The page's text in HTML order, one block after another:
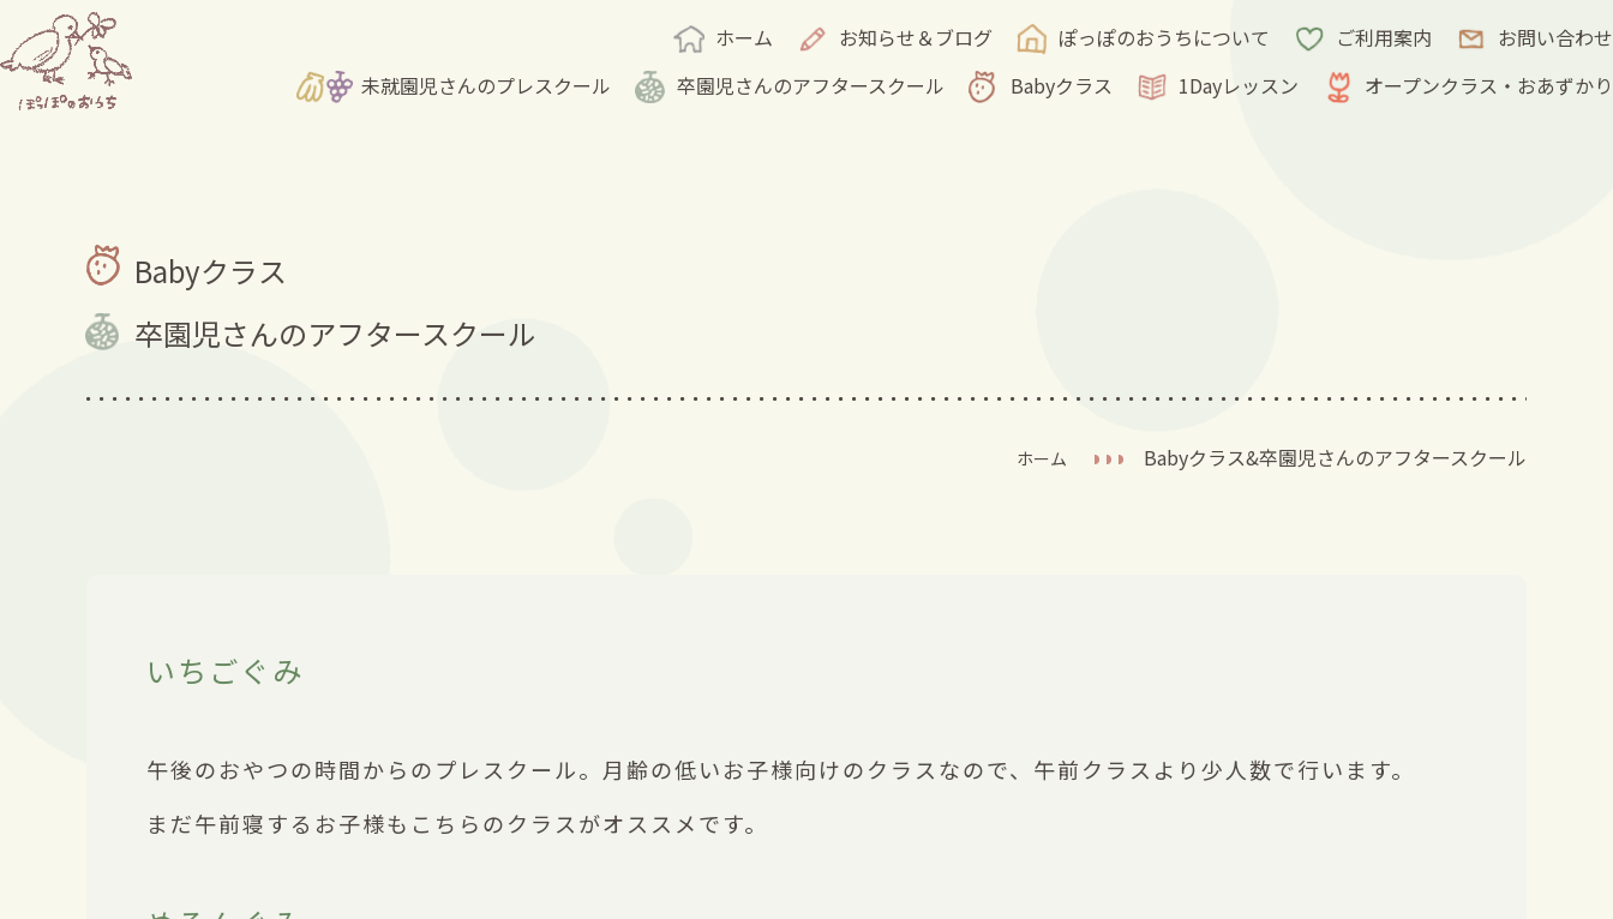
ホーム お知らせ＆ブログ ぽっぽのおうちについて ご利用案内
お問い合わせ
未就園児さんのプレスクール
卒園児さんのアフタースクール Babyクラス 1Dayレッスン オープンクラス・おあずかり
Babyクラス
卒園児さんのアフタースクール
ホーム Babyクラス&卒園児さんのアフタースクール
いちごぐみ
午後のおやつの時間からのプレスクール。月齢の低いお子様向けのクラスなので、午前クラスより少人数で行います。
まだ午前寝するお子様もこちらのクラスがオススメです。